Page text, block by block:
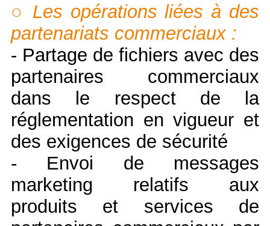
○ Les opérations liées à des
partenariats commerciaux :
- Partage de fichiers avec des
partenaires commerciaux
dans le respect de la
réglementation en vigueur et
des exigences de sécurité
- Envoi de messages
marketing relatifs aux
produits et services de